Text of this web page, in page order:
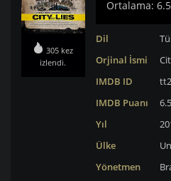
305 kez
izlendi.
Ortalama:
Dil
Orjinal İsmi
IMDB ID
IMDB Puanı
6.5
Yıl
Ülke
Yönetmen